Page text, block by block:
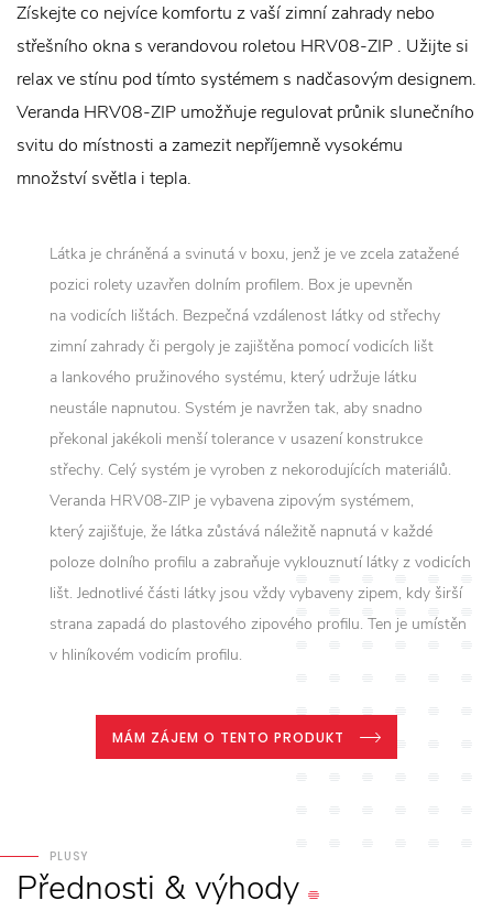
Získejte co nejvíce komfortu z vaší zimní zahrady nebo
střešního okna s verandovou roletou HRV08-ZIP . Užijte si
relax ve stínu pod tímto systémem s nadčasovým designem.
Veranda HRV08-ZIP umožňuje regulovat průnik slunečního
svitu do místnosti a zamezit nepříjemně vysokému
množství světla i tepla.
Látka je chráněná a svinutá v boxu, jenž je ve zcela zatažené
pozici rolety uzavřen dolním profilem. Box je upevněn
na vodicích lištách. Bezpečná vzdálenost látky od střechy
zimní zahrady či pergoly je zajištěna pomocí vodicích lišt
a lankového pružinového systému, který udržuje látku
neustále napnutou. Systém je navržen tak, aby snadno
překonal jakékoli menší tolerance v usazení konstrukce
střechy. Celý systém je vyroben z nekorodujících materiálů.
Veranda HRV08-ZIP je vybavena zipovým systémem,
který zajišťuje, že látka zůstává náležitě napnutá v každé
poloze dolního profilu a zabraňuje vyklouznutí látky z vodicích
lišt. Jednotlivé části látky jsou vždy vybaveny zipem, kdy širší
strana zapadá do plastového zipového profilu. Ten je umístěn
v hliníkovém vodicím profilu.
MÁM ZÁJEM O TENTO PRODUKT
PLUSY
Přednosti &výhody